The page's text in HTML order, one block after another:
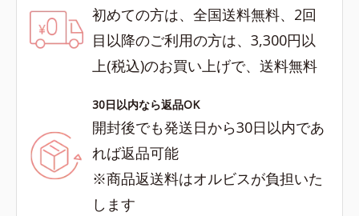
初めての方は、全国送料無料、2回
目以降のご利用の方は、3,300円以
上(税込)のお買い上げで、送料無料
30日以内なら返品OK
開封後でも発送日から30日以内であ
れば返品可能
※商品返送料はオルビスが負担いた
します